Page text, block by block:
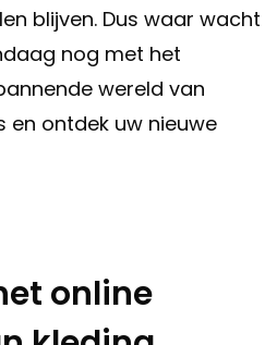
blijven. Dus waar wacht
nog met het
wereld van
en ontdek uw nieuwe
online